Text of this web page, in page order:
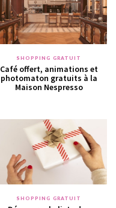
SHOPPING GRATUIT
Café offert, animations et
photomaton gratuits à la
Maison Nespresso
SHOPPING GRATUIT